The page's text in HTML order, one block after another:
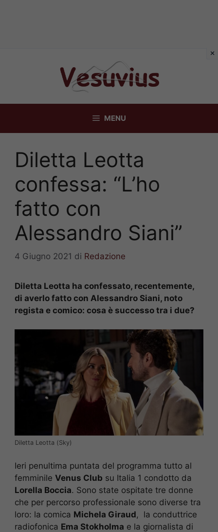
MENU
Diletta Leotta
confessa: “L’ho
fatto con
Alessandro Siani”
4 Giugno 2021 di Redazione
Diletta Leotta ha confessato, recentemente,
di averlo fatto con Alessandro Siani, noto
regista e comico: cosa è successo tra i due?
Diletta Leotta (Sky)
Ieri penultima puntata del programma tutto al
femminile Venus Club su Italia 1 condotto da
Lorella Boccia. Sono state ospitate tre donne
che per percorso professionale sono diverse tra
loro: la comica Michela Giraud, la conduttrice
radiofonica Ema Stokholma e la giornalista di